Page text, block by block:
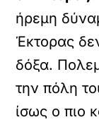
ήρεμη
Έκτορας
δόξα.
την πόλη
ίσως ο πιο